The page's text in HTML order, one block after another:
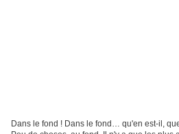
Dans le fond ! Dans le fond… qu'en est-il,